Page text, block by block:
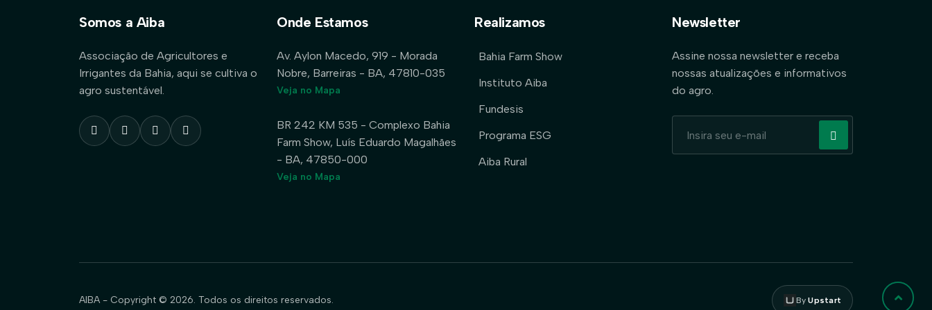
Somos a Aiba
Associação de Agricultores e
Irrigantes da Bahia, aqui se cultiva o
agro sustentável.
Onde Estamos
Av. Aylon Macedo, 919 - Morada
Nobre, Barreiras - BA, 47810-035
Veja no Mapa
BR 242 KM 535 - Complexo Bahia
Farm Show, Luís Eduardo Magalhães
- BA, 47850-000
Veja no Mapa
Realizamos
Bahia Farm Show
Instituto Aiba
Fundesis
Programa ESG
Aiba Rural
Newsletter
Assine nossa newsletter e receba
nossas atualizações e informativos
do agro.
AIBA - Copyright © 2026. Todos os direitos reservados. ByUpstart